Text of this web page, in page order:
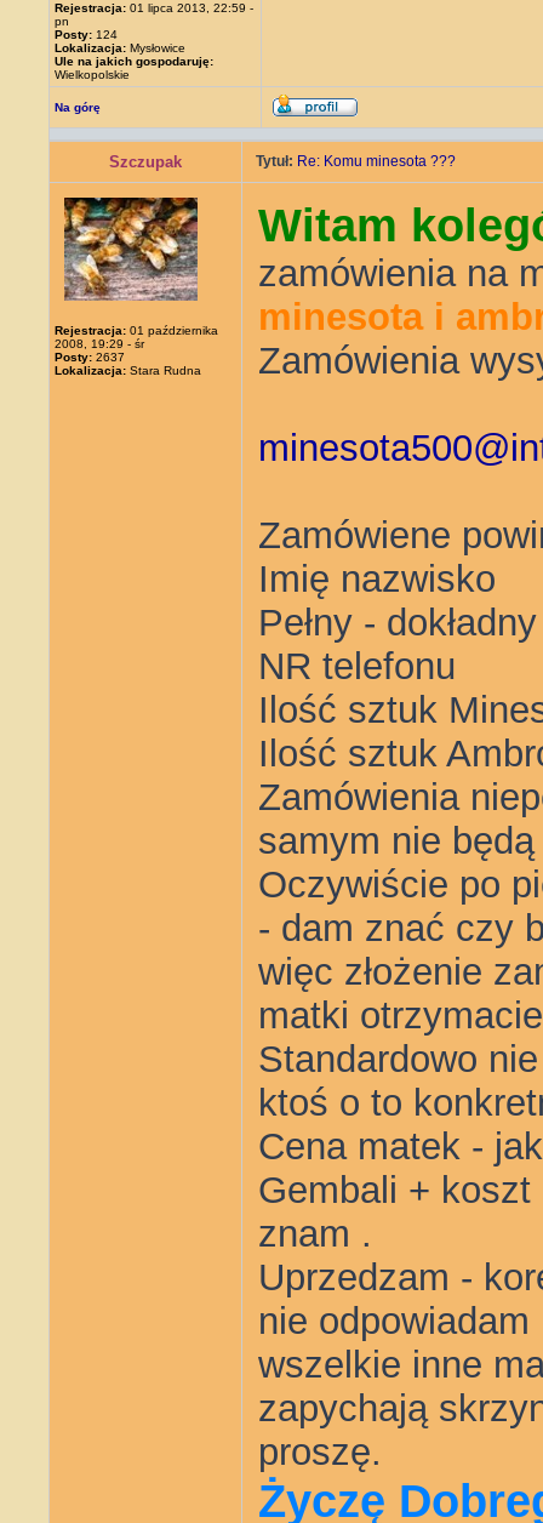
Rejestracja: 01 lipca 2013, 22:59 -
pn
Posty: 124
Lokalizacja: Mysłowice
Ule na jakich gospodaruję:
Wielkopolskie
Na górę
Szczupak Tytuł: Re: Komu minesota ???
Rejestracja: 01 października
2008, 19:29 - śr
Posty: 2637
Lokalizacja: Stara Rudna
Witam
zamówienia na
minesota i
Zamówienia
Zamówiene
Imię nazwisko
Pełny -
NR telefonu
Ilość sztuk
Ilość sztuk
Zamówienia
samym nie
Oczywiście po
- dam znać czy
więc złożenie
matki
Standardowo
ktoś o to
Cena matek -
Gembali + koszt
znam .
Uprzedzam -
nie
wszelkie inne
zapychają
proszę.
Życzę